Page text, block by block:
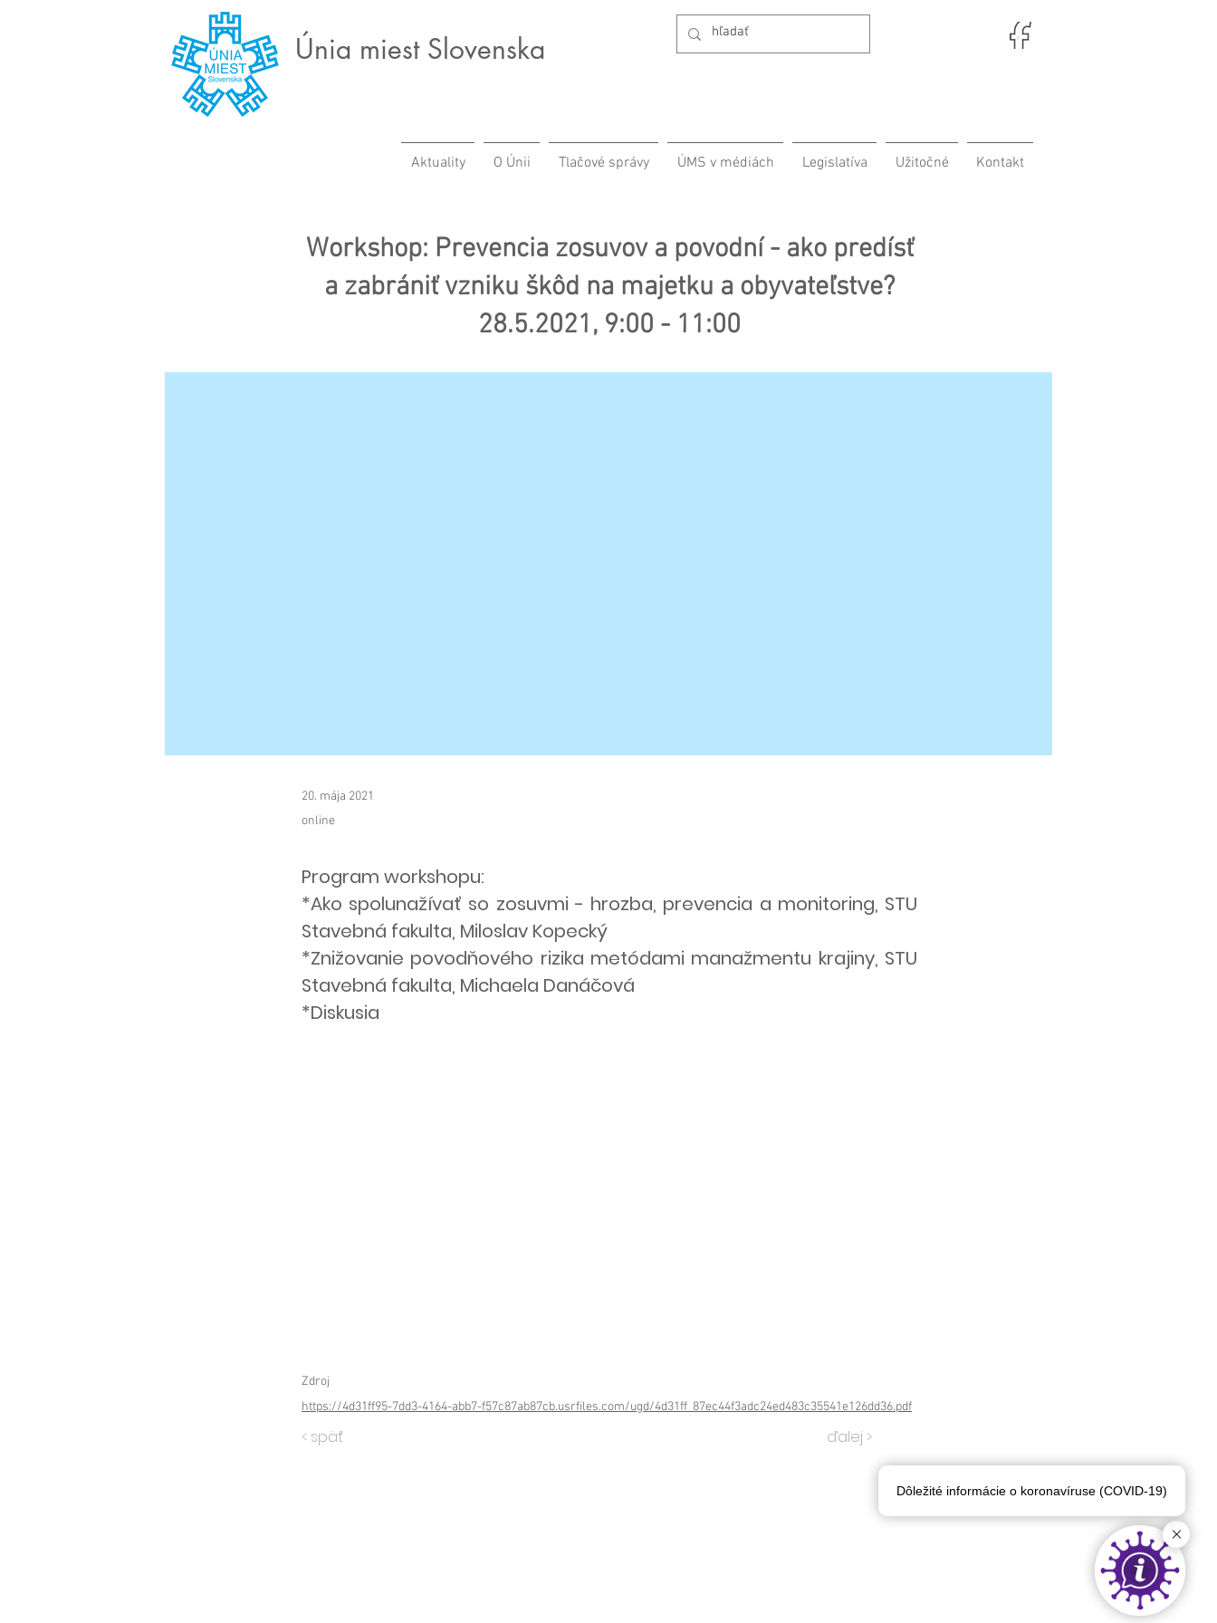
Únia miest Slovenska
Aktuality O Únii Tlačové správy ÚMS v médiách Legislatíva Užitočné Kontakt
Workshop: Prevencia zosuvov a povodní - ako predísť
a zabrániť vzniku škôd na majetku a obyvateľstve?
28.5.2021, 9:00 - 11:00
20. mája 2021
online
Program workshopu:
*Ako spolunažívať so zosuvmi - hrozba, prevencia a monitoring, STU
Stavebná fakulta, Miloslav Kopecký
*Znižovanie povodňového rizika metódami manažmentu krajiny, STU
Stavebná fakulta, Michaela Danáčová
*Diskusia
Zdroj
https://4d31ff95-7dd3-4164-abb7-f57c87ab87cb.usrfiles.com/ugd/4d31ff_87ec44f3adc24ed483c35541e126dd36.pdf
< späť ďalej >
Dôležité informácie o koronavíruse (COVID-19)